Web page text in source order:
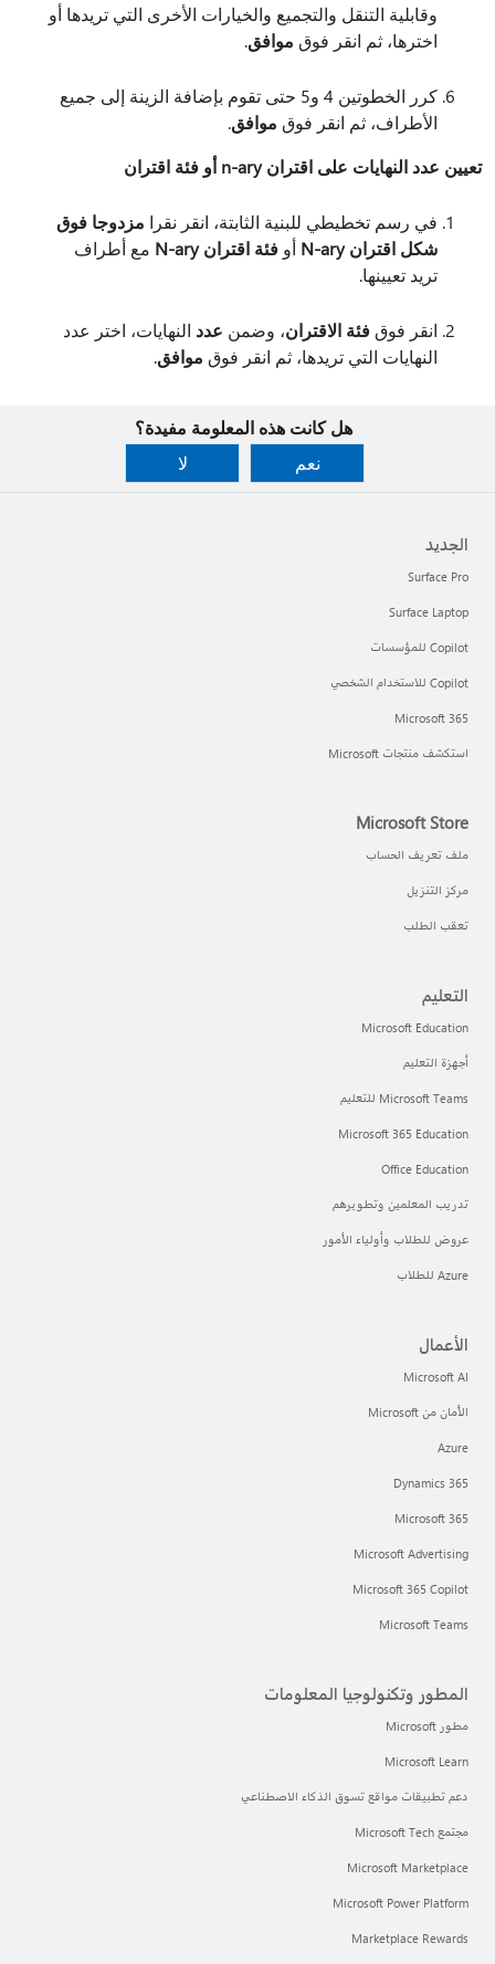
وقابلية التنقل والتجميع والخيارات الأخرى التي تريدها أو
اخترها، ثم انقر فوق موافق.
كرر الخطوتين 4 و5 حتى تقوم بإضافة الزينة إلى جميع
الأطراف، ثم انقر فوق موافق.
تعيين عدد النهايات على اقتران n-ary أو فئة اقتران
في رسم تخطيطي للبنية الثابتة، انقر نقرا مزدوجا فوق
شكل اقتران N-ary
أو فئة اقتران N-ary
مع أطراف
تريد تعيينها.
انقر فوق فئة الاقتران، وضمن عدد النهايات، اختر عدد
النهايات التي تريدها، ثم انقر فوق موافق.
هل كانت هذه المعلومة مفيدة؟
نعم
لا
الجديد
Surface Pro
Surface Laptop
Copilot للمؤسسات
Copilot للاستخدام الشخصي
Microsoft 365
استكشف منتجات Microsoft
Microsoft Store
ملف تعريف الحساب
مركز التنزيل
تعقب الطلب
التعليم
Microsoft Education
أجهزة التعليم
Microsoft Teams للتعليم
Microsoft 365 Education
Office Education
تدريب المعلمين وتطويرهم
عروض للطلاب وأولياء الأمور
Azure للطلاب
الأعمال
Microsoft AI
الأمان من Microsoft
Azure
Dynamics 365
Microsoft 365
Microsoft Advertising
Microsoft 365 Copilot
Microsoft Teams
المطور وتكنولوجيا المعلومات
مطور Microsoft
Microsoft Learn
دعم تطبيقات مواقع تسوق الذكاء الاصطناعي
مجتمع Microsoft Tech
Microsoft Marketplace
Microsoft Power Platform
Marketplace Rewards